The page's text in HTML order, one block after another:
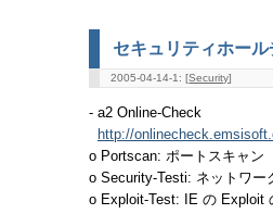
セキュリティホー
2005-04-14-1: [Security]
- a2 Online-Check
http://
o Portscan: ポートスキャン
o Security-Testi: ネットワー
o Exploit-Test: IE の Exploit